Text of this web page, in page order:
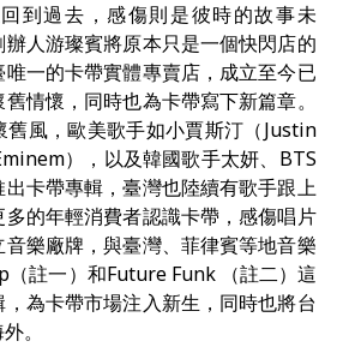
到過去，感傷則是彼時的故事未
人游璨賓將原本只是一個快閃店的
一的卡帶實體專賣店， 成立至今已
情懷，同時也為卡帶寫下新篇章。
舊風，歐美歌手如小賈斯汀（Justin
），以及韓國歌手太妍、BTS
卡帶專輯，臺灣也陸續有歌手跟上
的年輕消費者認識卡帶，感傷唱片
音樂廠牌，與臺灣、菲律賓等地音樂
註一）和Future Funk （註二）這
為卡帶市場注入新生， 同時也將台
。